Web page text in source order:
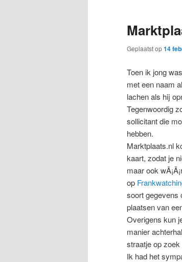
Geplaatst op14
Toen ik jong
met een naam
lachen als hij
Tegenwoordig
sollicitant die
hebben.
Marktplaats.nl
kaart, zodat je
maar ook
op
soort gegevens
plaatsen van
Overigens kun
manier
straatje op
Ik had het